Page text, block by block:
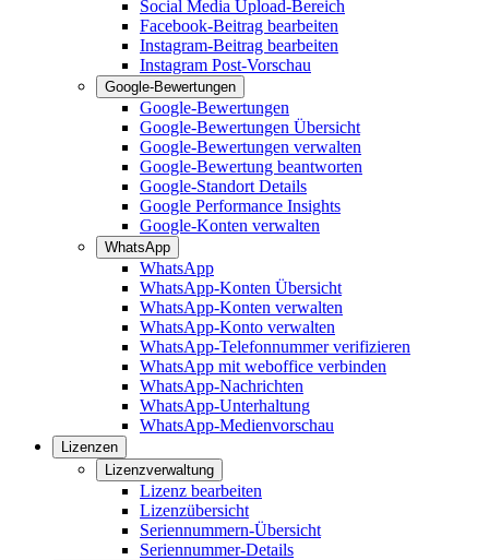
Social Media Upload-Bereich
Facebook-Beitrag bearbeiten
Instagram-Beitrag bearbeiten
Instagram Post-Vorschau
Google-Bewertungen
Google-Bewertungen
Google-Bewertungen Übersicht
Google-Bewertungen verwalten
Google-Bewertung beantworten
Google-Standort Details
Google Performance Insights
Google-Konten verwalten
WhatsApp
WhatsApp
WhatsApp-Konten Übersicht
WhatsApp-Konten verwalten
WhatsApp-Konto verwalten
WhatsApp-Telefonnummer verifizieren
WhatsApp mit weboffice verbinden
WhatsApp-Nachrichten
WhatsApp-Unterhaltung
WhatsApp-Medienvorschau
Lizenzen
Lizenzverwaltung
Lizenz bearbeiten
Lizenzübersicht
Seriennummern-Übersicht
Seriennummer-Details